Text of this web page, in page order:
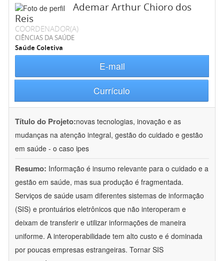
Ademar Arthur Chioro dos
Reis
COORDENADOR(A)
CIÊNCIAS DA SAÚDE
Saúde Coletiva
E-mail
Currículo
Título do Projeto:novas tecnologias, inovação e as
mudanças na atenção integral, gestão do cuidado e gestão
em saúde - o caso ipes
Resumo: Informação é insumo relevante para o cuidado e a
gestão em saúde, mas sua produção é fragmentada.
Serviços de saúde usam diferentes sistemas de informação
(SIS) e prontuários eletrônicos que não interoperam e
deixam de transferir e utilizar informações de maneira
uniforme. A interoperabilidade tem alto custo e é dominada
por poucas empresas estrangeiras. Tornar SIS